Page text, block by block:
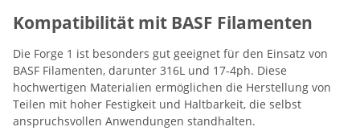
Kompatibilität mit BASF Filamenten
Die Forge 1 ist besonders gut geeignet für den Einsatz von
BASF Filamenten, darunter 316L und 17-4ph. Diese
hochwertigen Materialien ermöglichen die Herstellung von
Teilen mit hoher Festigkeit und Haltbarkeit, die selbst
anspruchsvollen Anwendungen standhalten.